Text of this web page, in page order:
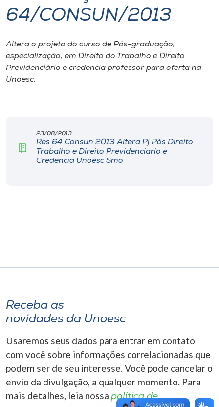
I.nova
Diplomados
Cultura
Biblioteca
Store
Selecione
o idioma
64/CONSUN/2013
Altera o projeto do curso de Pós-graduação,
especialização, em Direito do Trabalho e Direito
Previdenciário e credencia professor para oferta na
Unoesc.
23/08/2013
Res 64 Consun 2013 Altera Pj Pós Direito
Trabalho e Direito Previdenciario e
Credencia Unoesc Smo
Receba as
novidades da Unoesc
Usaremos seus dados para entrar em contato
com você sobre informações correlacionadas que
podem ser de seu interesse. Você pode cancelar o
envio da divulgação, a qualquer momento. Para
mais detalhes, leia nossa política de